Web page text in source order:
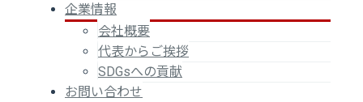
企業情報
会社概要
代表からご挨拶
SDGsへの貢献
お問い合わせ